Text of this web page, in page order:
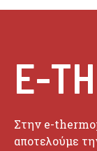
E-
Στην e-
αποτελούμε